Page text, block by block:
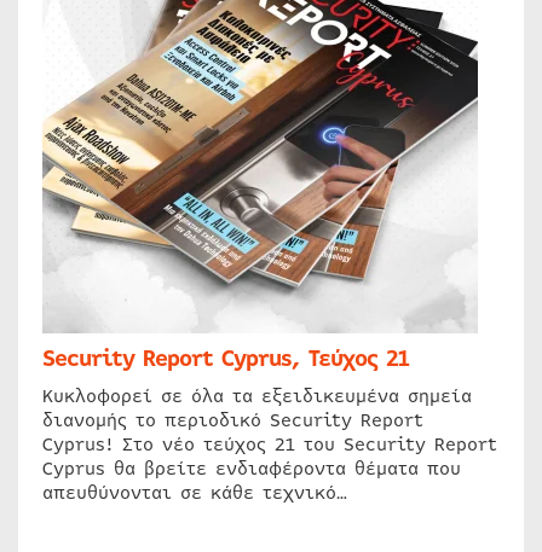
Security Report Cyprus, Τεύχος 21
Κυκλοφορεί σε όλα τα εξειδικευμένα σημεία
διανομής το περιοδικό Security Report
Cyprus! Στο νέο τεύχος 21 του Security Report
Cyprus θα βρείτε ενδιαφέροντα θέματα που
απευθύνονται σε κάθε τεχνικό…